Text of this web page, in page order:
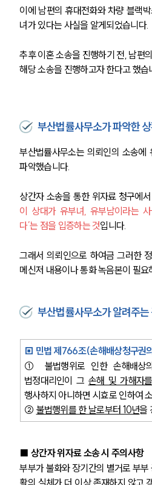
이에 남편의 휴대전화와 차량 블랙
녀가 있다는 사실을 알게되었습니다.
추후 이혼 소송을 진행하기 전, 남편
해당 소송을 진행하고자 한다고 했습
부산법률사무소가 파악한
부산법률사무소는 의뢰인의 소송에
파악했습니다.
상간자 소송을 통한 위자료 청구에
이 상대가 유부녀, 유부남이라는
다’는 점을 입증하는 것입니다.
그래서 의뢰인으로 하여금 그러한
메신저 내용이나 통화 녹음본이 필
부산법률사무소가 알려주는
▣ 민법 제766조(손해배상청구권
① 불법행위로 인한 손해배상
법정대리인이 그 손해 및 가해자
행사하지 아니하면 시효로 인하여
② 불법행위를 한 날로부터 10년을
■ 상간자 위자료 소송 시 주의사항
부부가 불화와 장기간의 별거로 부
활의 실체가 더 이상 존재하지 않고